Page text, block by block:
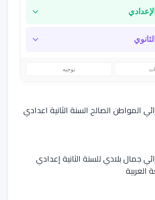
توجيه
المواطن الصالح السنة الثانية اعدادي
جمال بلادي للسنة الثانية إعدادي